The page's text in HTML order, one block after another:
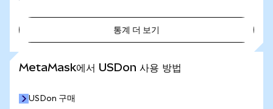
통계 더 보기
MetaMask에서 USDon 사용 방법
USDon 구매